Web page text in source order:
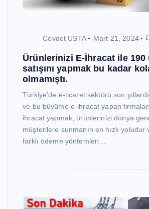
Cevdet USTA Mart 21, 2024
Ürünlerinizi E-İhracat ile 190
satışını yapmak bu kadar
olmamıştı.
Türkiye’de e-ticaret sektörü son
ve bu büyüme e-ihracat yapan
ihracat yapmak, ürünlerinizi dünya
müşterilere sunmanın en hızlı yoludur
farklı ödeme yöntemleri…